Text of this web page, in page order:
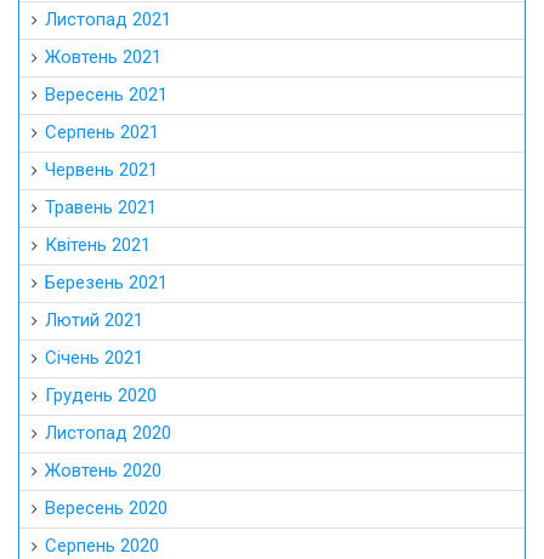
Листопад 2021
Жовтень 2021
Вересень 2021
Серпень 2021
Червень 2021
Травень 2021
Квітень 2021
Березень 2021
Лютий 2021
Січень 2021
Грудень 2020
Листопад 2020
Жовтень 2020
Вересень 2020
Серпень 2020